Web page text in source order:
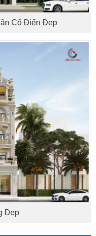
Cổ Điển Đẹp
Đẹp